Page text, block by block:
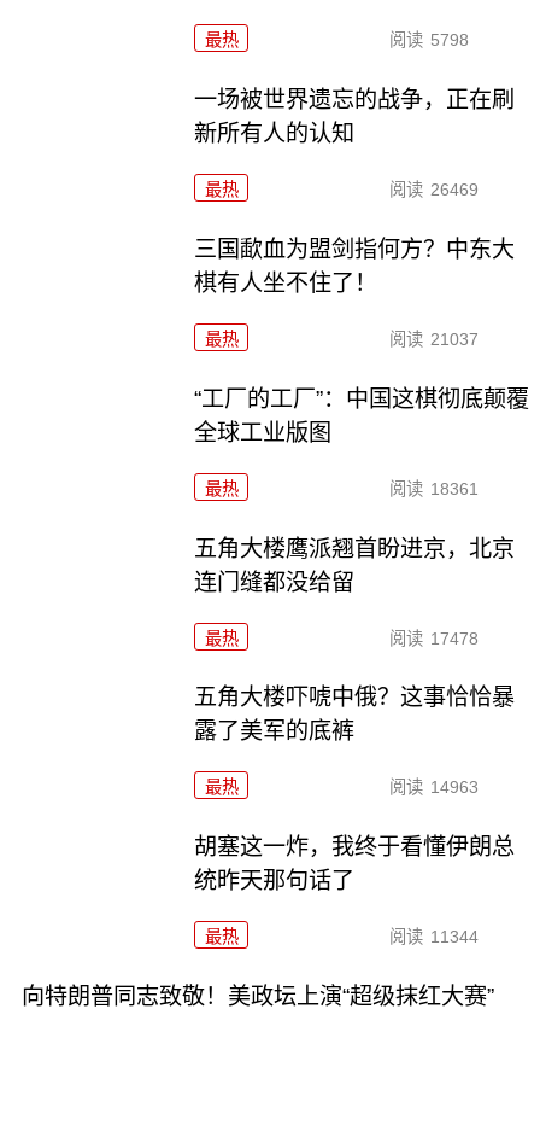
最热 阅读 5798
一场被世界遗忘的战争，正在刷
新所有人的认知
最热 阅读 26469
三国歃血为盟剑指何方？中东大
棋有人坐不住了！
最热 阅读 21037
“工厂的工厂”：中国这棋彻底颠覆
全球工业版图
最热 阅读 18361
五角大楼鹰派翘首盼进京，北京
连门缝都没给留
最热 阅读 17478
五角大楼吓唬中俄？这事恰恰暴
露了美军的底裤
最热 阅读 14963
胡塞这一炸，我终于看懂伊朗总
统昨天那句话了
最热 阅读 11344
向特朗普同志致敬！美政坛上演“超级抹红大赛”